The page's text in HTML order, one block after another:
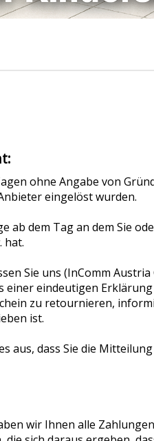
ohne Angabe von
eingelöst wurden.
ab dem Tag an dem Sie
hat.
Sie uns (InComm
einer eindeutigen
zu retournieren,
ist.
aus, dass Sie die
wir Ihnen alle